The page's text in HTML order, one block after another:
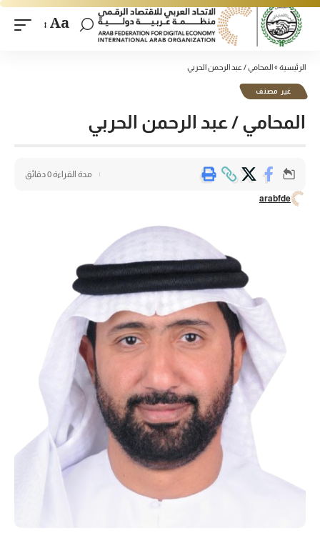
Aa
الرئيسية »المحامي / عبد الرحمن الحربي
غير مصنف
المحامي / عبد الرحمن الحربي
arabfde
مدة القراءة 0 دقائق